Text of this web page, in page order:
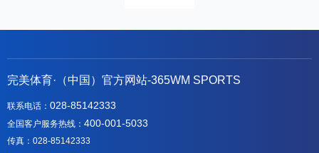
完美体育·（中国）官方网站-365WM SPORTS
联系电话： 028-85142333
全国客户服务热线： 400-001-5033
传真：028-85142333